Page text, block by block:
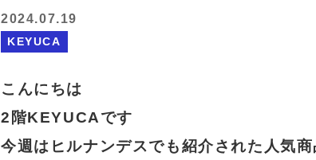
2024.07.19
KEYUCA
こんにちは
2階KEYUCAです
今週はヒルナンデスでも紹介された人気